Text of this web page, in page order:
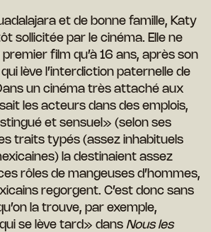
et de bonne famille, Katy
sollicitée par le cinéma. Elle ne
film qu’à 16 ans, après son
lève l’interdiction paternelle de
un cinéma très attaché aux
les acteurs dans des emplois,
et sensuel» (selon ses
traits typés (assez inhabituels
la destinaient assez
rôles de mangeuses d’hommes,
regorgent. C’est donc sans
la trouve, par exemple,
se lève tard» dans Nous les